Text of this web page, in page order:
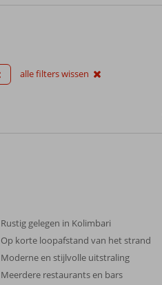
alle filters wissen
Rustig gelegen in Kolimbari
Op korte loopafstand van het strand
Moderne en stijlvolle uitstraling
Meerdere restaurants en bars